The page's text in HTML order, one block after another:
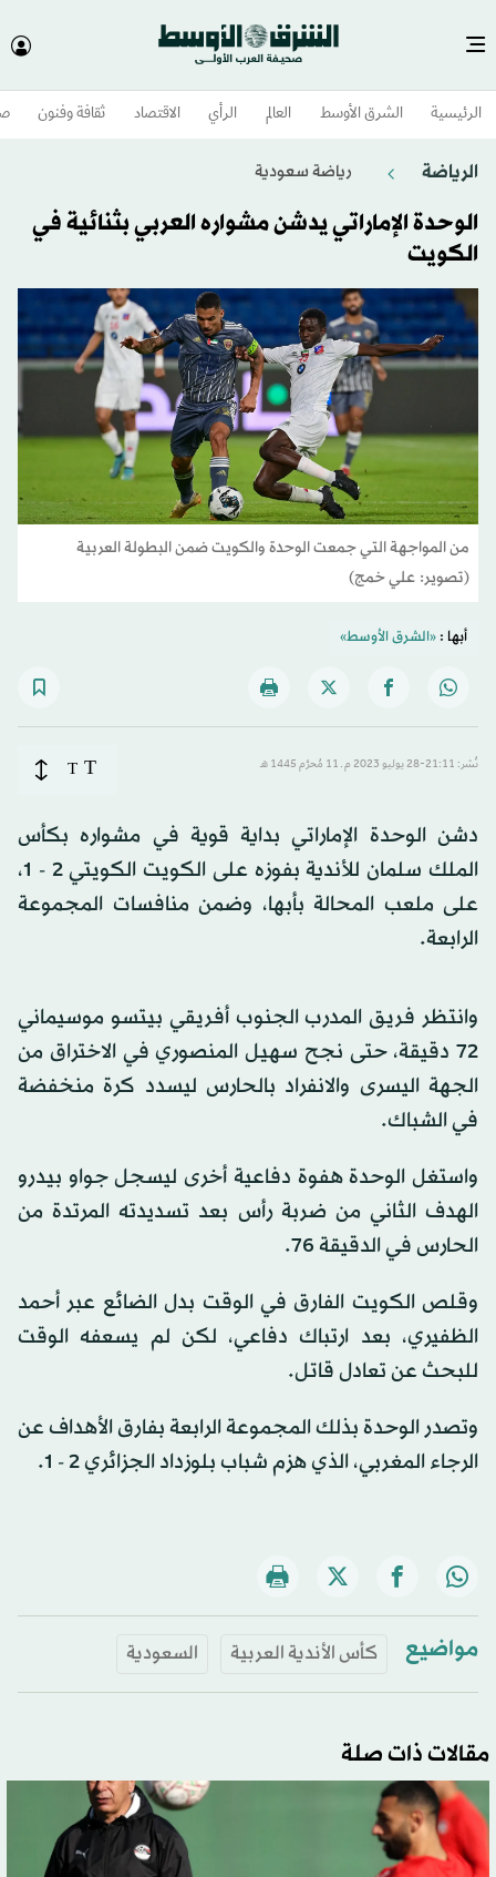
الرئيسية الشرق الأوسط​ العالم الرأي الاقتصاد ثقافة وفنون
الرياضة رياضة سعودية
الوحدة الإماراتي يدشن مشواره العربي بثنائية في
الكويت
من المواجهة التي جمعت الوحدة والكويت ضمن البطولة العربية
(تصوير: علي خمج)
أبها :«الشرق الأوسط»
نُشر: 21:11-28 يوليو 2023 م ـ 11 مُحرَّم 1445 هـ T
T
دشن الوحدة الإماراتي بداية قوية في مشواره بكأس
الملك سلمان للأندية بفوزه على الكويت الكويتي 2 - 1،
على ملعب المحالة بأبها، وضمن منافسات المجموعة
الرابعة.
وانتظر فريق المدرب الجنوب أفريقي بيتسو موسيماني
72 دقيقة، حتى نجح سهيل المنصوري في الاختراق من
الجهة اليسرى والانفراد بالحارس ليسدد كرة منخفضة
في الشباك.
واستغل الوحدة هفوة دفاعية أخرى ليسجل جواو بيدرو
الهدف الثاني من ضربة رأس بعد تسديدته المرتدة من
الحارس في الدقيقة 76.
وقلص الكويت الفارق في الوقت بدل الضائع عبر أحمد
الظفيري، بعد ارتباك دفاعي، لكن لم يسعفه الوقت
للبحث عن تعادل قاتل.
وتصدر الوحدة بذلك المجموعة الرابعة بفارق الأهداف عن
الرجاء المغربي، الذي هزم شباب بلوزداد الجزائري 2 - 1.
مواضيع كأس الأندية العربية السعودية
مقالات ذات صلة